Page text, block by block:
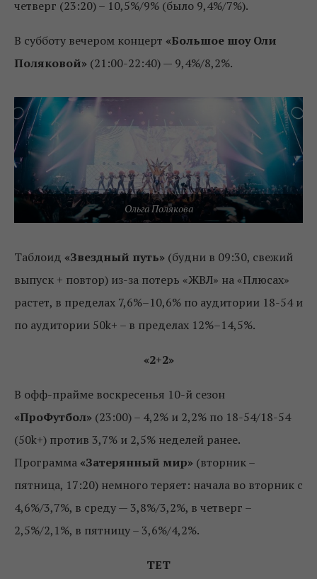
четверг (23:20) – 10,5%/9% (было 9,4%/7%).
В субботу вечером концерт «Большое шоу Оли
Поляковой» (21:00-22:40) — 9,4%/8,2%.
Ольга Полякова
Таблоид «Звездный путь» (будни в 09:30, свежий
выпуск + повтор) из-за потерь «ЖВЛ» на «Плюсах»
растет, в пределах 7,6%–10,6% по аудитории 18-54 и
по аудитории 50k+ – в пределах 12%–14,5%.
«2+2»
В офф-прайме воскресенья 10-й сезон
«ПроФутбол» (23:00) – 4,2% и 2,2% по 18-54/18-54
(50k+) против 3,7% и 2,5% неделей ранее.
Программа «Затерянный мир» (вторник –
пятница, 17:20) немного теряет: начала во вторник с
4,6%/3,7%, в среду — 3,8%/3,2%, в четверг –
2,5%/2,1%, в пятницу – 3,6%/4,2%.
ТЕТ